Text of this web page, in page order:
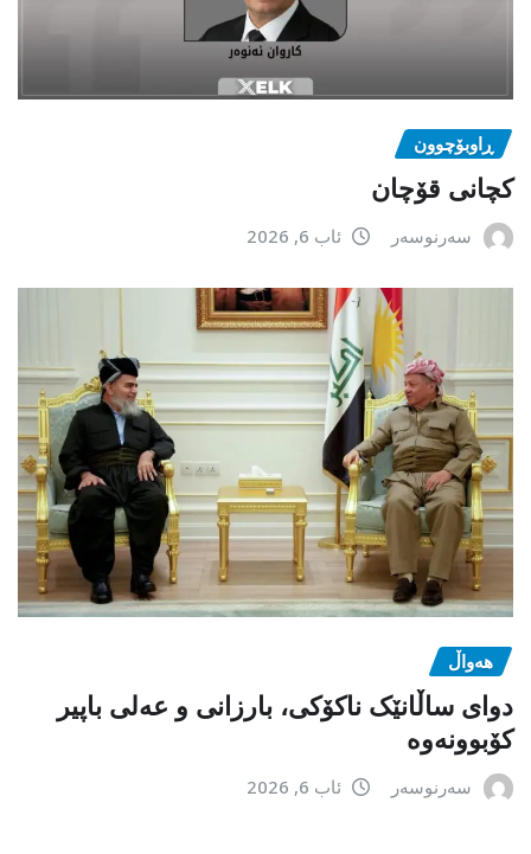
ڕاوبۆچوون
کچانی قۆچان
سەرنوسەر ئاب 6, 2026
هەواڵ
دوای ساڵانێک ناکۆکی، بارزانی و عەلی باپیر
کۆبوونەوە
سەرنوسەر ئاب 6, 2026